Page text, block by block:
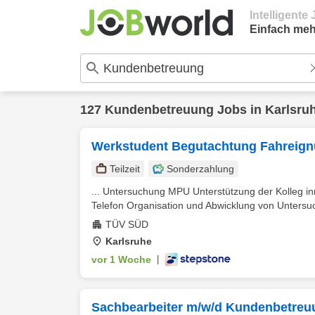
Intelligente
Einfach
127 Kundenbetreuung Jobs in
Werkstudent Begutachtung
Teilzeit
Sonderzahlung
... Untersuchung MPU Unterstützung der Kolleg
Telefon Organisation und Abwicklung von
TÜV SÜD
Karlsruhe
vor 1 Woche
Sachbearbeiter m/w/d